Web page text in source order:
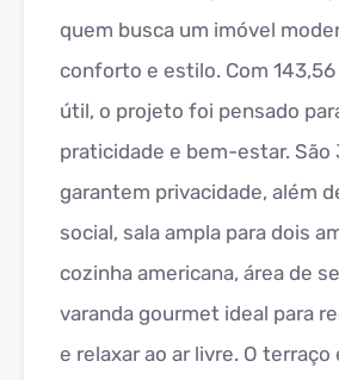
quem busca um imóvel
conforto e estilo. Com 143,56
útil, o projeto foi pensado
praticidade e bem-estar. São
garantem privacidade, além
social, sala ampla para dois
cozinha americana, área de
varanda gourmet ideal para
e relaxar ao ar livre. O terraço